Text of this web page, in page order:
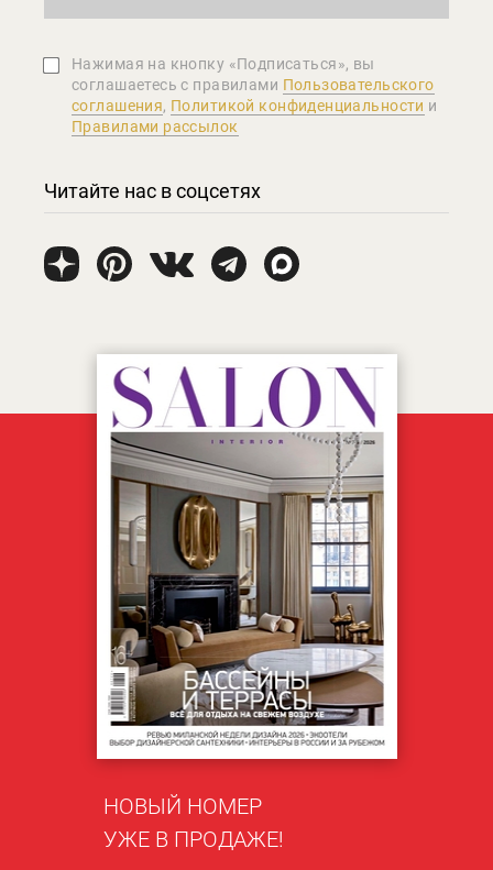
Нажимая на кнопку «Подписаться», вы
соглашаетеcь с правилами Пользовательского
соглашения, Политикой конфиденциальности и
Правилами рассылок
Читайте нас в соцсетях
НОВЫЙ НОМЕР
УЖЕ В ПРОДАЖЕ!